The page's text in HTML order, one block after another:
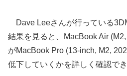
Dave Leeさんが行っている
結果を見ると、MacBook Air
がMacBook Pro (13-inch, M2,
低下していくかを詳しく確認でき